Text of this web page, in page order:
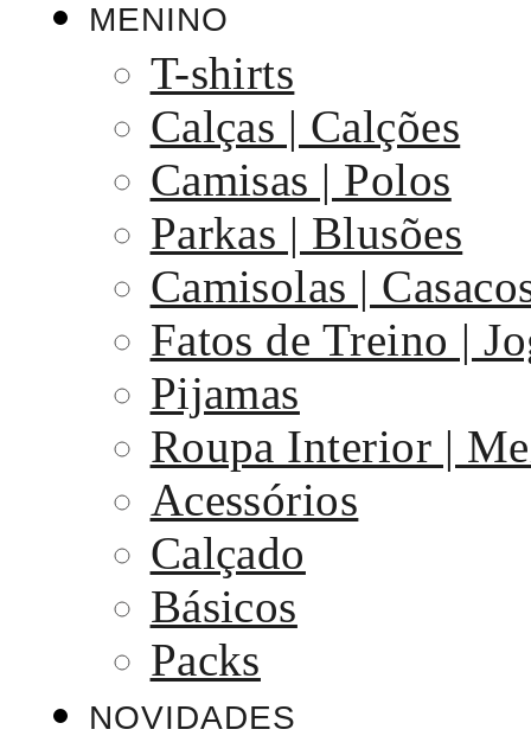
MENINO
T-shirts
Calças | Calções
Camisas | Polos
Parkas | Blusões
Camisolas |
Fatos de Treino |
Pijamas
Roupa Interior |
Acessórios
Calçado
Básicos
Packs
NOVIDADES